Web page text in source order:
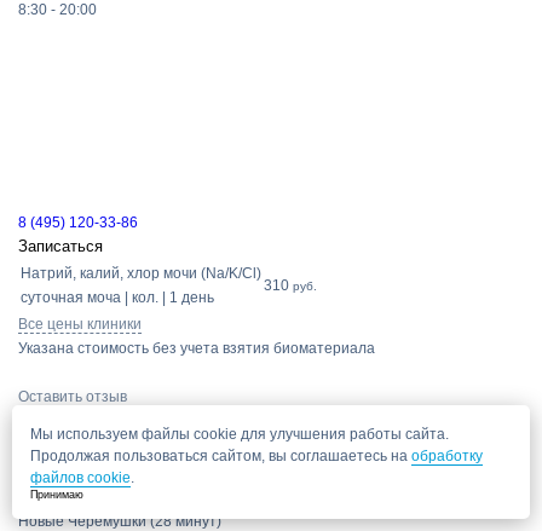
8:30 - 20:00
8 (495) 120-33-86
Записаться
Натрий, калий, хлор мочи (Na/K/Cl)
суточная моча | кол. | 1 день
310 руб.
Все цены клиники
Указана стоимость без учета взятия биоматериала
Оставить отзыв
Медцентр «Личный доктор» находится возле метро Новаторская.
г. Москва, ул. Новаторов, д. 6
Новаторская
Новые Черёмушки (28 минут)
Мы используем файлы cookie для улучшения работы сайта.
Продолжая пользоваться сайтом, вы соглашаетесь на обработку
файлов cookie.
Принимаю